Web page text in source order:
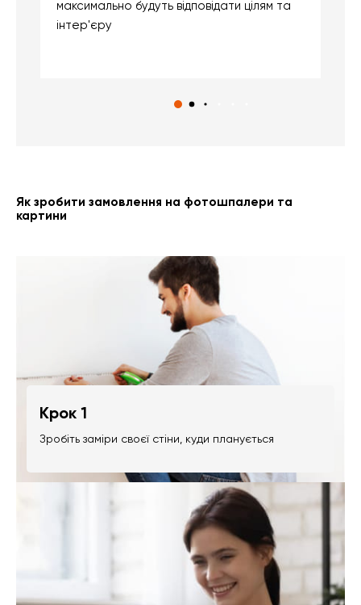
максимально будуть відповідати цілям та
інтер'єру
Як зробити замовлення на фотошпалери та
картини
Крок 1
Зробіть заміри своєї стіни, куди планується